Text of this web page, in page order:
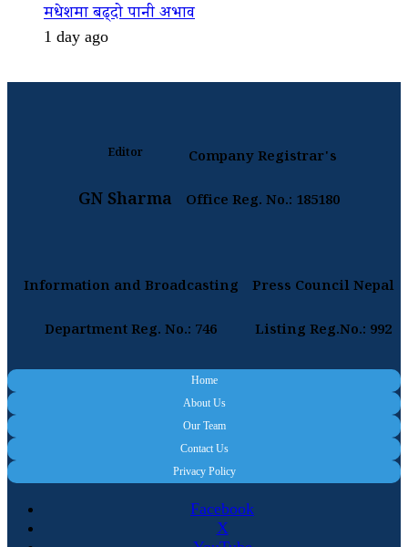
मधेशमा बढ्दो पानी अभाव
1 day ago
Editor
GN Sharma
Company Registrar's
Office Reg. No.: 185180
Information and Broadcasting
Department Reg. No.: 746
Press Council Nepal
Listing Reg.No.: 992
Home
About Us
Our Team
Contact Us
Privacy Policy
Facebook
X